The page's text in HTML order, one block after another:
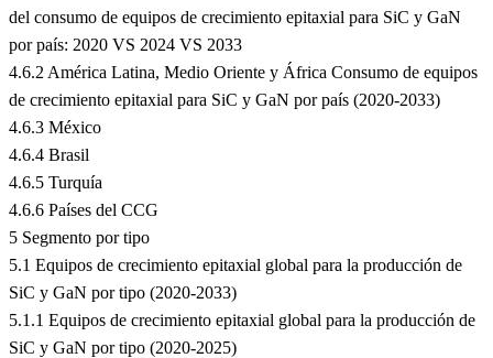
del consumo de equipos de crecimiento epitaxial para SiC y GaN
por país: 2020 VS 2024 VS 2033
4.6.2 América Latina, Medio Oriente y África Consumo de equipos
de crecimiento epitaxial para SiC y GaN por país (2020-2033)
4.6.3 México
4.6.4 Brasil
4.6.5 Turquía
4.6.6 Países del CCG
5 Segmento por tipo
5.1 Equipos de crecimiento epitaxial global para la producción de
SiC y GaN por tipo (2020-2033)
5.1.1 Equipos de crecimiento epitaxial global para la producción de
SiC y GaN por tipo (2020-2025)